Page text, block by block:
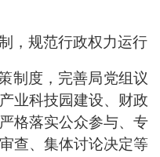
，规范行政权力运行
制度，完善局党组议
业科技园建设、财政
格落实公众参与、专
查、集体讨论决定等